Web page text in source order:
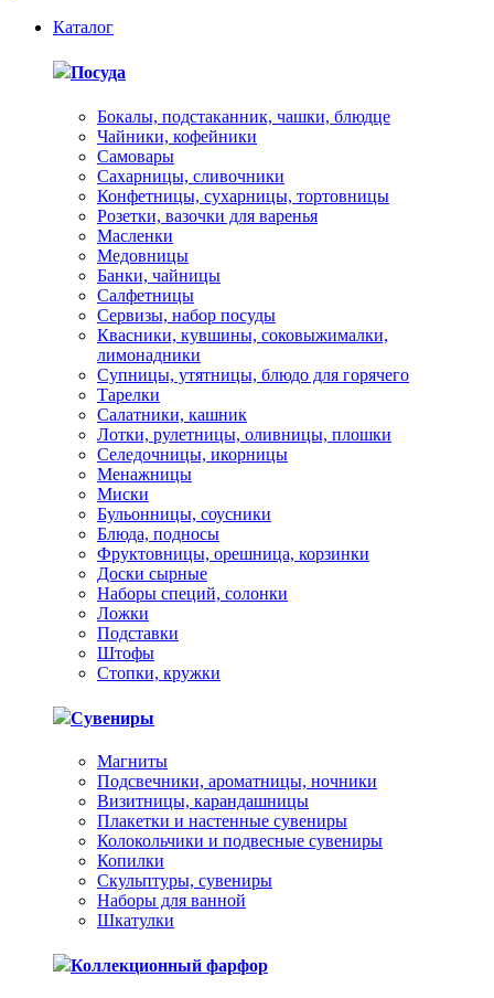
Каталог
Посуда
Бокалы, подстаканник, чашки, блюдце
Чайники, кофейники
Самовары
Сахарницы, сливочники
Конфетницы, сухарницы, тортовницы
Розетки, вазочки для варенья
Масленки
Медовницы
Банки, чайницы
Салфетницы
Сервизы, набор посуды
Квасники, кувшины, соковыжималки,
лимонадники
Супницы, утятницы, блюдо для горячего
Тарелки
Салатники, кашник
Лотки, рулетницы, оливницы, плошки
Селедочницы, икорницы
Менажницы
Миски
Бульонницы, соусники
Блюда, подносы
Фруктовницы, орешница, корзинки
Доски сырные
Наборы специй, солонки
Ложки
Подставки
Штофы
Стопки, кружки
Сувениры
Магниты
Подсвечники, ароматницы, ночники
Визитницы, карандашницы
Плакетки и настенные сувениры
Колокольчики и подвесные сувениры
Копилки
Скульптуры, сувениры
Наборы для ванной
Шкатулки
Коллекционный фарфор